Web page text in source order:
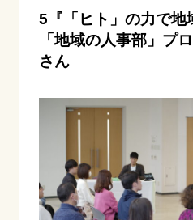
5『「ヒト」の力で地
「地域の人事部」プ
さん